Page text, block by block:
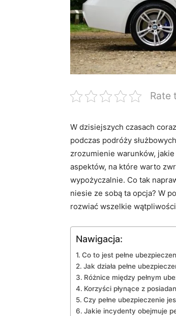
Rate
W dzisiejszych czasach
podczas podróży
zrozumienie warunków,
aspektów, na które warto
‍wypożyczalnie. Co tak
niesie ze sobą ta opcja?⁢ W
rozwiać wszelkie
Nawigacja:
Co to jest pełne
Jak działa pełne
Różnice‌ między pełnym
Korzyści płynące z
Czy pełne ubezpieczenie
Jakie incydenty obejmuje